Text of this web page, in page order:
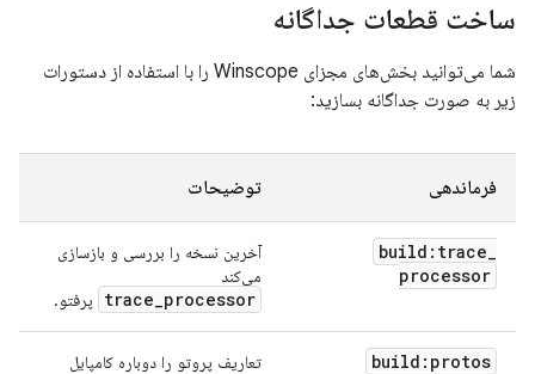
ساخت قطعات جداگانه
شما می‌توانید بخش‌های مجزای Winscope را با استفاده از دستورات
زیر به صورت جداگانه بسازید:
فرماندهی توضیحات
build:trace_
processor
آخرین نسخه را بررسی و بازسازی
می‌کند
trace_processor پرفتو.
build:protos
تعاریف پروتو را دوباره کامپایل